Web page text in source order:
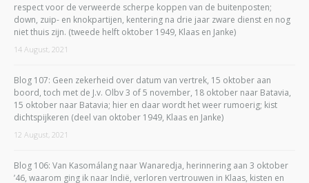
respect voor de verweerde scherpe koppen van de buitenposten;
down, zuip- en knokpartijen, kentering na drie jaar zware dienst en nog
niet thuis zijn. (tweede helft oktober 1949, Klaas en Janke)
14 August, 2021
Blog 107: Geen zekerheid over datum van vertrek, 15 oktober aan
boord, toch met de J.v. Olbv 3 of 5 november, 18 oktober naar Batavia,
15 oktober naar Batavia; hier en daar wordt het weer rumoerig; kist
dichtspijkeren (deel van oktober 1949, Klaas en Janke)
12 August, 2021
Blog 106: Van Kasomálang naar Wanaredja, herinnering aan 3 oktober
’46, waarom ging ik naar Indië, verloren vertrouwen in Klaas, kisten en